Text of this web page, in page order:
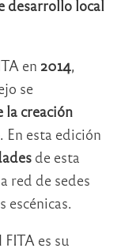
desarrollo local
en 2014,
se
la creación
. En esta edición
de esta
red de sedes
escénicas.
es su